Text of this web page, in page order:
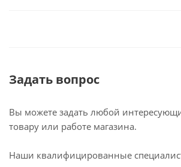
Задать вопрос
Вы можете задать любой
товару или работе магазина.
Наши квалифицированные